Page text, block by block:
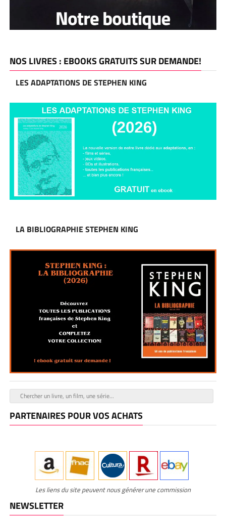
NOS LIVRES : EBOOKS GRATUITS SUR DEMANDE!
LES ADAPTATIONS DE STEPHEN KING
LA BIBLIOGRAPHIE STEPHEN KING
PARTENAIRES POUR VOS ACHATS
Les liens du site peuvent nous générer une commission
NEWSLETTER